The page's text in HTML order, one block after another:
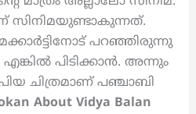
സിനിമയുണ്ടാകുന്നത്.
പറഞ്ഞിരുന്നു
പിടിക്കാൻ. അന്നും
ചിത്രമാണ് പഞ്ചാബി
About Vidya Balan